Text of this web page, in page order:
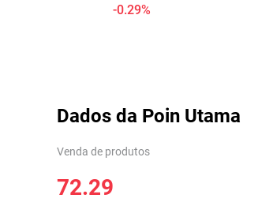
-0.29%
Dados da Poin Utama
Venda de produtos
72.29